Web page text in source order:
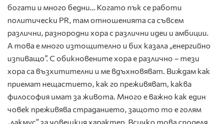
богати и много бедни… Когато пък се работи
политически PR, там отношенията са съвсем
различни, разнородни хора с различни идеи и амбиции.
А това е много изтощително и бих казала „енергийно
изпиващо”. С обикновените хора е различно – тези
хора са възхитителни и ме вдъхновяват. Виждам как
приемат нещастието, как го преживяват, каква
философия имат за живота. Много е важно как един
човек преживява страданието, защото то е голям
„лакмус” за човешкия характер. Всичко това споделя